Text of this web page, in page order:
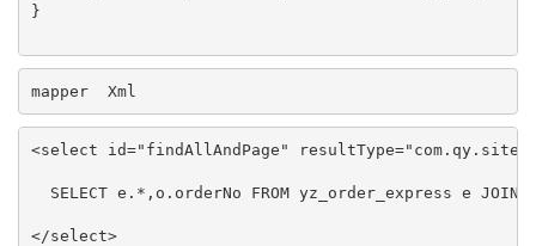
}
mapper  Xml
<select id="findAllAndPage"
SELECT e.*,o.orderNo FROM yz_order_express e JOIN
</select>